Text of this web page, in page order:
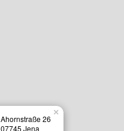
×
Ahornstraße 26
07745 Jena